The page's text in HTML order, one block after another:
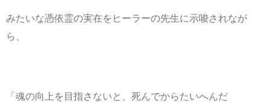
みたいな憑依霊の実在をヒーラーの先生に示唆されなが
ら、
「魂の向上を目指さないと、死んでからたいへんだ